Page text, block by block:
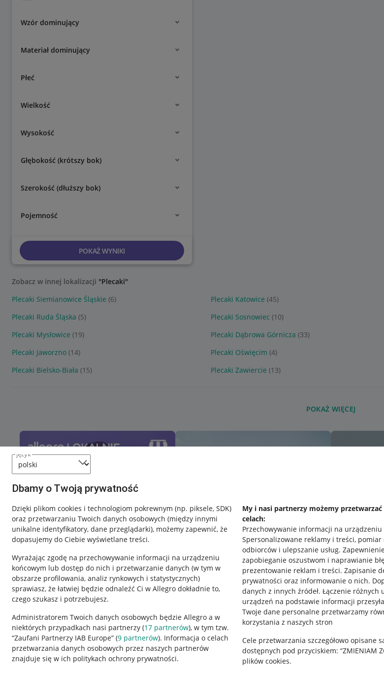
język
Dbamy o Twoją prywatność
Dzięki plikom cookies i technologiom pokrewnym (np. piksele, SDK)
oraz przetwarzaniu Twoich danych osobowych (między innymi
unikalne identyfikatory, dane przeglądarki), możemy zapewnić, że
dopasujemy do Ciebie wyświetlane treści.
Wyrażając zgodę na przechowywanie informacji na urządzeniu
końcowym lub dostęp do nich i przetwarzanie danych (w tym w
obszarze profilowania, analiz rynkowych i statystycznych)
sprawiasz, że łatwiej będzie odnaleźć Ci w Allegro dokładnie to,
czego szukasz i potrzebujesz.
Administratorem Twoich danych osobowych będzie Allegro a w
niektórych przypadkach nasi partnerzy (17 partnerów), w tym tzw.
“Zaufani Partnerzy IAB Europe” (9 partnerów). Informacja o celach
przetwarzania danych osobowych przez naszych partnerów
znajduje się w ich politykach ochrony prywatności.
My i nasi partnerzy możemy
celach:
Przechowywanie informacji na
Spersonalizowane reklamy i treści,
odbiorców i ulepszanie usług.
zapobieganie oszustwom i naprawianie
prezentowanie reklam i treści. Zapisanie
prywatności oraz informowanie o nich.
danych z innych źródeł. Łączenie różnych
urządzeń na podstawie informacji
Twoje dane personalne przetwarzamy
korzystania z naszych stron
Cele przetwarzania szczegółowo opisane
dostępnych pod przyciskiem: “ZMIENIAM
plików cookies.
Wzór dominujący
Materiał dominujący
Płeć
Wielkość
Wysokość
Głębokość (krótszy bok)
Szerokość (dłuższy bok)
Pojemność
POKAŻ WYNIKI
Zobacz w innej lokalizacji "Plecaki"
Plecaki Siemianowice Śląskie (6) Plecaki Katowice (45)
Plecaki Ruda Śląska (5) Plecaki Sosnowiec (10)
Plecaki Mysłowice (19) Plecaki Dąbrowa Górnicza (33)
Plecaki Jaworzno (14) Plecaki Oświęcim (4)
Plecaki Bielsko-Biała (15) Plecaki Zawiercie (13)
POKAŻ WIĘCEJ
Przydatne informacje
Jak to działa
Napisz do nas
Allegro Gadane dla sprzedających
Regulamin
Polityka plików "cookies"
Ustawienia plików "cookies"
Pobierz aplikację